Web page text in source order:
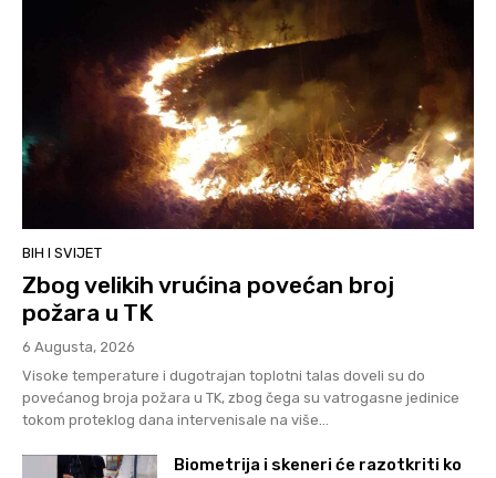
BIH I SVIJET
Zbog velikih vrućina povećan broj
požara u TK
6 Augusta, 2026
Visoke temperature i dugotrajan toplotni talas doveli su do
povećanog broja požara u TK, zbog čega su vatrogasne jedinice
tokom proteklog dana intervenisale na više...
Biometrija i skeneri će razotkriti ko